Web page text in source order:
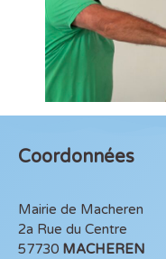
Coordonnées
Mairie de Macheren
2a Rue du Centre
57730 MACHEREN